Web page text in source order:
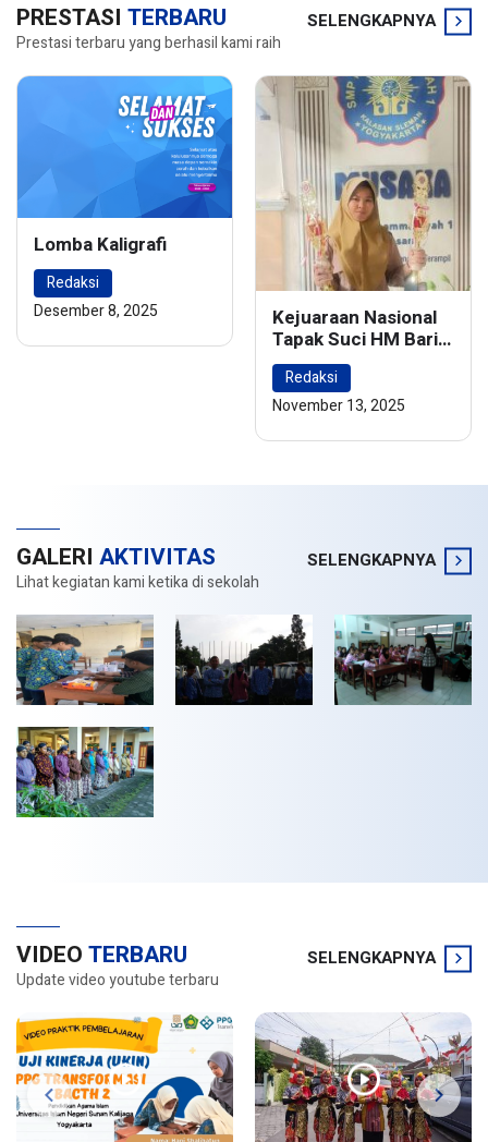
PRESTASI TERBARU
Prestasi terbaru yang berhasil kami raih
SELENGKAPNYA
Lomba Kaligrafi
Redaksi
Desember 8, 2025
Kejuaraan Nasional
Tapak Suci HM Barie
Rsyad Championship
2024
Redaksi
November 13, 2025
GALERI AKTIVITAS
Lihat kegiatan kami ketika di sekolah
SELENGKAPNYA
VIDEOTERBARU
Update video youtube terbaru
SELENGKAPNYA